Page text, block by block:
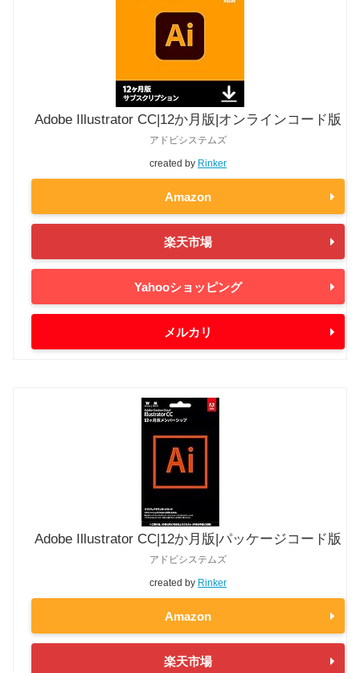
Adobe Illustrator CC|12か月版|オンラインコード版
created by Rinker
アドビシステムズ
Amazon
楽天市場
Yahooショッピング
メルカリ
Adobe Illustrator CC|12か月版|パッケージコード版
created by Rinker
アドビシステムズ
Amazon
楽天市場